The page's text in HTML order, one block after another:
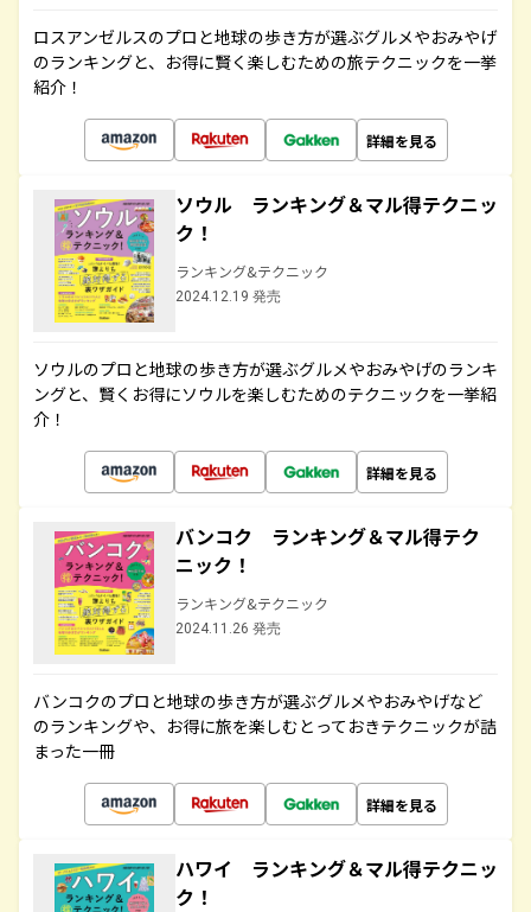
ロスアンゼルスのプロと地球の歩き方が選ぶグルメやおみやげ
のランキングと、お得に賢く楽しむための旅テクニックを一挙
紹介！
詳細を見る
ソウル ランキング＆マル得テクニッ
ク！
ランキング&テクニック
2024.12.19 発売
ソウルのプロと地球の歩き方が選ぶグルメやおみやげのランキ
ングと、賢くお得にソウルを楽しむためのテクニックを一挙紹
介！
詳細を見る
バンコク ランキング＆マル得テク
ニック！
ランキング&テクニック
2024.11.26 発売
バンコクのプロと地球の歩き方が選ぶグルメやおみやげなど
のランキングや、お得に旅を楽しむとっておきテクニックが詰
まった一冊
詳細を見る
ハワイ ランキング＆マル得テクニッ
ク！